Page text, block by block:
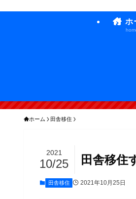
ホ
ホーム 田舎移住
田舎移住
2021
10/25
田舎移住 2021年10月25日